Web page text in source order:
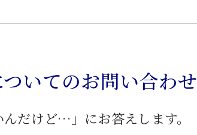
いてのお問い合わせ
んだけど…」にお答えします。